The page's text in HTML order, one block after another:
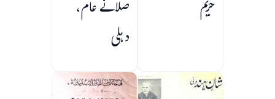
حریم صلائے عام،
دہلی